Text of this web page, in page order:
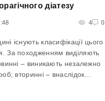
діатезу
4 0
існують класифікації цього
За походженням виділяють
– виникають незалежно
вторинні – внаслідок